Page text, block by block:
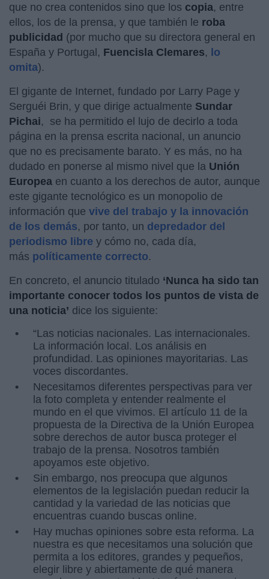
que no crea contenidos sino que los copia, entre
ellos, los de la prensa, y que también le roba
publicidad (por mucho que su directora general en
España y Portugal, Fuencisla Clemares, lo
omita).
El gigante de Internet, fundado por Larry Page y
Serguéi Brin, y que dirige actualmente Sundar
Pichai,
se ha permitido el lujo de decirlo a toda
página en la prensa escrita nacional, un anuncio
que no es precisamente barato. Y es más, no ha
dudado en ponerse al mismo nivel que la Unión
Europea en cuanto a los derechos de autor, aunque
este gigante tecnológico es un monopolio de
información que vive del trabajo y la innovación
de los demás, por tanto, un depredador del
periodismo libre y cómo no, cada día,
más políticamente correcto.
En concreto, el anuncio titulado ‘Nunca ha sido tan
importante conocer todos los puntos de vista de
una noticia’ dice los siguiente:
“Las noticias nacionales. Las internacionales.
La información local. Los análisis en
profundidad. Las opiniones mayoritarias. Las
voces discordantes.
Necesitamos diferentes perspectivas para ver
la foto completa y entender realmente el
mundo en el que vivimos. El artículo 11 de la
propuesta de la Directiva de la Unión Europea
sobre derechos de autor busca proteger el
trabajo de la prensa. Nosotros también
apoyamos este objetivo.
Sin embargo, nos preocupa que algunos
elementos de la legislación puedan reducir la
cantidad y la variedad de las noticias que
encuentras cuando buscas online.
Hay muchas opiniones sobre esta reforma. La
nuestra es que necesitamos una solución que
permita a los editores, grandes y pequeños,
elegir libre y abiertamente de qué manera